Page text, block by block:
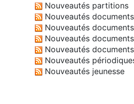
Nouveautés partitions
Nouveautés
Nouveautés
Nouveautés
Nouveautés
Nouveautés
Nouveautés jeunesse